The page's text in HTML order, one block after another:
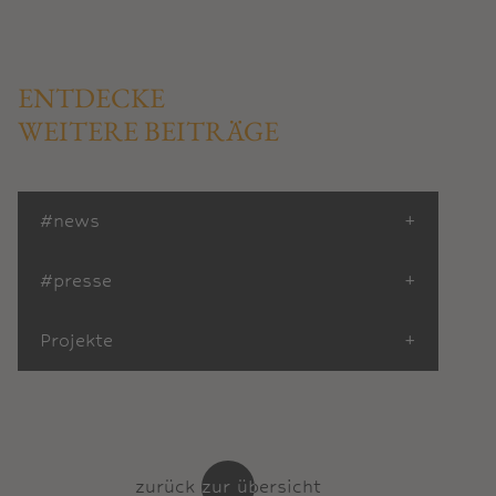
ENTDECKE
WEITERE BEITRÄGE
#news +
#presse +
Projekte +
zurück zur übersicht
zurück zur übersicht